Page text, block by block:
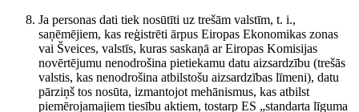
Ja personas dati tiek nosūtīti uz trešām valstīm, t. i.,
saņēmējiem, kas reģistrēti ārpus Eiropas Ekonomikas zonas
vai Šveices, valstīs, kuras saskaņā ar Eiropas Komisijas
novērtējumu nenodrošina pietiekamu datu aizsardzību (trešās
valstis, kas nenodrošina atbilstošu aizsardzības līmeni), datu
pārziņš tos nosūta, izmantojot mehānismus, kas atbilst
piemērojamajiem tiesību aktiem, tostarp ES „standarta līguma